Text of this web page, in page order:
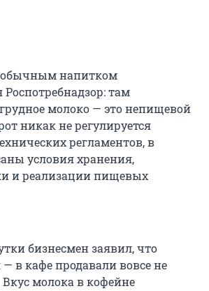
напитком
Роспотребнадзор: там
молоко — это непищевой
никак не регулируется
регламентов, в
условия хранения,
и реализации пищевых
бизнесмен заявил, что
в кафе продавали вовсе не
молока в кофейне